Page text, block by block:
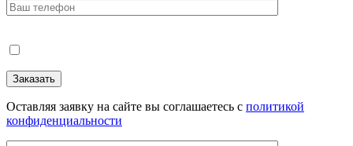
Оставляя заявку на сайте вы соглашаетесь с политикой
конфиденциальности